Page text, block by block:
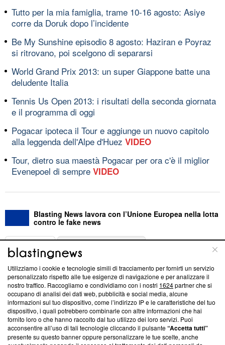
Tutto per la mia famiglia, trame 10-16 agosto: Asiye
corre da Doruk dopo l’incidente
Be My Sunshine episodio 8 agosto: Haziran e Poyraz
si ritrovano, poi scelgono di separarsi
World Grand Prix 2013: un super Giappone batte una
deludente Italia
Tennis Us Open 2013: i risultati della seconda giornata
e il programma di oggi
Pogacar ipoteca il Tour e aggiunge un nuovo capitolo
alla leggenda dell'Alpe d'Huez VIDEO
Tour, dietro sua maestà Pogacar per ora c'è il miglior
Evenepoel di sempre VIDEO
Blasting News lavora con l’Unione Europea nella lotta
contro le fake news
ABOUT
Questa sezione offre informazioni trasparenti su Blasting
News, sui nostri processi editoriali e su come ci impegniamo a
creare news di qualità. Inoltre, afferma la nostra aderenza a
‘Trust Project - News with Integrity’Blasting News non è
ancora membro del programma, ma ha richiesto di farne
parte; Trust Project non ha ancora effettuato una verifica di
conformità agli standard.
Utilizziamo i cookie e tecnologie simili di tracciamento per fornirti un servizio
personalizzato rispetto alle tue esigenze di navigazione e per analizzare il
nostro traffico. Raccogliamo e condividiamo con i nostri 1624partner che si
occupano di analisi dei dati web, pubblicità e social media, alcune
informazioni sul tuo dispositivo, come l’indirizzo IP e le caratteristiche del tuo
dispositivo, i quali potrebbero combinarle con altre informazioni che hai
fornito loro o che hanno raccolto dal tuo utilizzo dei loro servizi. Puoi
acconsentire all’uso di tali tecnologie cliccando il pulsante“Accetta tutti”
presente su questo banner oppure personalizzare le tue scelte, anche